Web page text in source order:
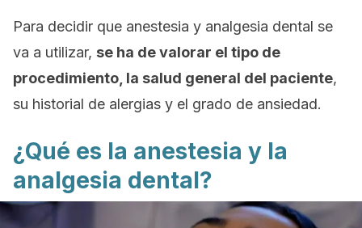
Para decidir que anestesia y analgesia dental se
va a utilizar, se ha de valorar el tipo de
procedimiento, la salud general del paciente,
su historial de alergias y el grado de ansiedad.
¿Qué es la anestesia y la
analgesia dental?